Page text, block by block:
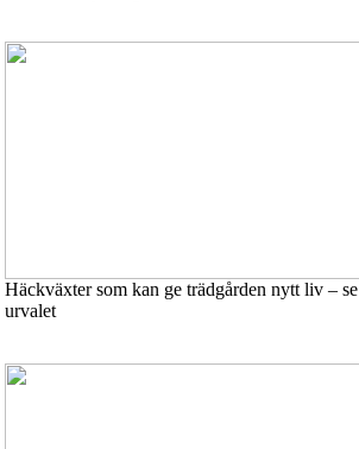
Häckväxter som kan ge trädgården nytt liv – se
urvalet